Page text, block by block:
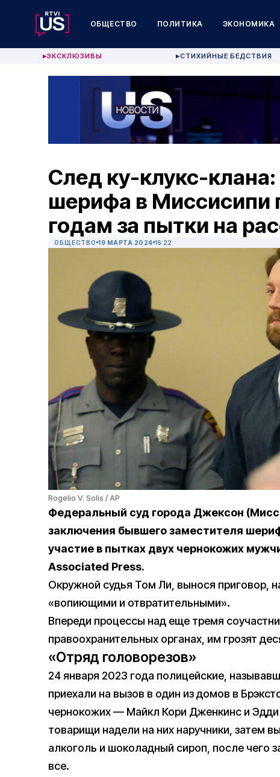
ОБЩЕСТВО ПОЛИТИКА ЭКОНОМИКА
▶ЭКСКЛЮЗИВЫ ▶СТИХИЙНЫЕ БЕДСТВИЯ
След ку-клукс-
шерифа в Миссисипи
годам за пытки на
ОБЩЕСТВО 19 МАРТА 2024 16:22
Rogelio V. Solis / AP
Федеральный суд города Джексон
заключения бывшего заместителя
участие в пытках двух чернокожих
Associated Press.
Окружной судья Том Ли, вынося приговор,
«вопиющими и отвратительными».
Впереди процессы над еще тремя
правоохранительных органах, им грозят
«Отряд головорезов»
24 января 2023 года полицейские,
приехали на вызов в один из домов в
чернокожих — Майкл Кори Дженкинс и Эдди
товарищи надели на них наручники, затем
алкоголь и шоколадный сироп, после чего
все.